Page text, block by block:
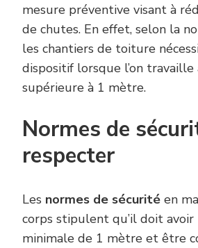
mesure préventive visant à
de chutes. En effet, selon la
les chantiers de toiture
dispositif lorsque l’on
supérieure à 1 mètre.
Normes de
respecter
Les normes de sécurité en
corps stipulent qu’il doit
minimale de 1 mètre et être